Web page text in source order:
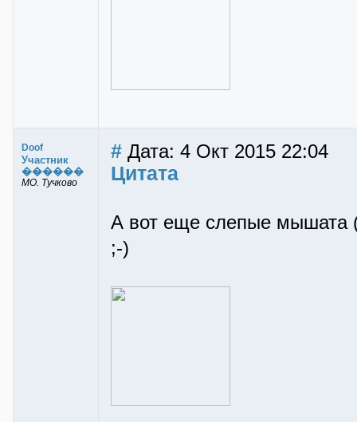
Doof
Участник
������
МО. Тучково
# Дата: 4 Окт 2015 22:04
Цитата
А вот еще слепые мышата
;-)